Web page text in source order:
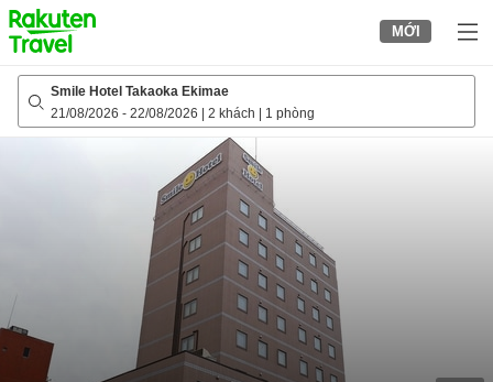
to
top
page
MỚI
Smile Hotel Takaoka Ekimae
21/08/2026 - 22/08/2026 2 khách 1 phòng